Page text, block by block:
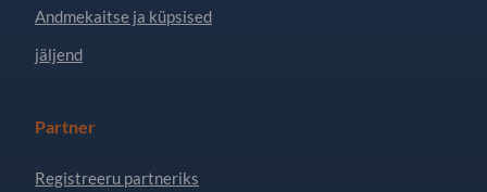
Andmekaitse ja küpsised
jäljend
Partner
Registreeru partneriks